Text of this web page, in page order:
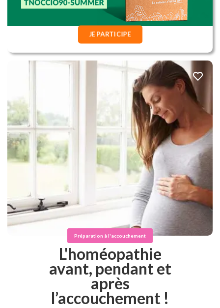
JE PARTICIPE
Préparation à l'accouchement
L'homéopathie
avant, pendant et
après
l’accouchement !